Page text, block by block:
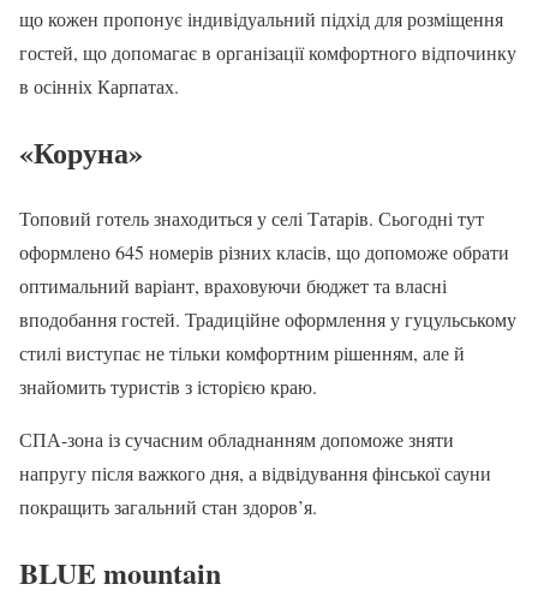
що кожен пропонує індивідуальний підхід для розміщення
гостей, що допомагає в організації комфортного відпочинку
в осінніх Карпатах.
«Коруна»
Топовий готель знаходиться у селі Татарів. Сьогодні тут
оформлено 645 номерів різних класів, що допоможе обрати
оптимальний варіант, враховуючи бюджет та власні
вподобання гостей. Традиційне оформлення у гуцульському
стилі виступає не тільки комфортним рішенням, але й
знайомить туристів з історією краю.
СПА-зона із сучасним обладнанням допоможе зняти
напругу після важкого дня, а відвідування фінської сауни
покращить загальний стан здоров’я.
BLUE mountain